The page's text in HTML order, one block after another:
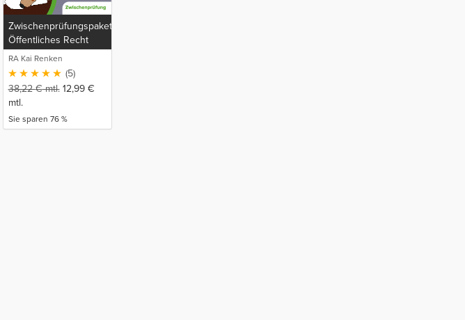
Zwischenprüfungspaket:
Öffentliches Recht
RA Kai Renken
(5)
38,22€mtl. 12,99 €
mtl.
Sie sparen 76 %